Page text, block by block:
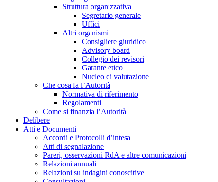
Struttura organizzativa
Segretario generale
Uffici
Altri organismi
Consigliere giuridico
Advisory board
Collegio dei revisori
Garante etico
Nucleo di valutazione
Che cosa fa l’Autorità
Normativa di riferimento
Regolamenti
Come si finanzia l’Autorità
Delibere
Atti e Documenti
Accordi e Protocolli d’intesa
Atti di segnalazione
Pareri, osservazioni RdA e altre comunicazioni
Relazioni annuali
Relazioni su indagini conoscitive